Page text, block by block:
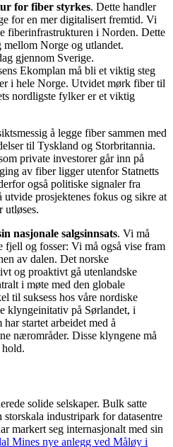
for fiber styrkes. Dette handler
for en mer digitalisert fremtid. Vi
fiberinfrastrukturen i Norden. Dette
Norge og utlandet.
gjennom Sverige.
Ekomplan må bli et viktig steg
i hele Norge. Utvidet mørk fiber til
nordligste fylker er et viktig
å legge fiber sammen med
til Tyskland og Storbritannia.
private investorer går inn på
av fiber ligger utenfor Statnetts
også politiske signaler fra
utvide prosjektenes fokus og sikre at
utløses.
nasjonale salgsinnsats. Vi må
fjell og fosser: Vi må også vise fram
av dalen. Det norske
og proaktivt gå utenlandske
i møte med den globale
til suksess hos våre nordiske
klyngeinitativ på Sørlandet, i
startet arbeidet med å
nærområder. Disse klyngene må
hold.
solide selskaper. Bulk satte
industripark for datasentre
markert seg internasjonalt med sin
Mines nye anlegg ved Måløy i